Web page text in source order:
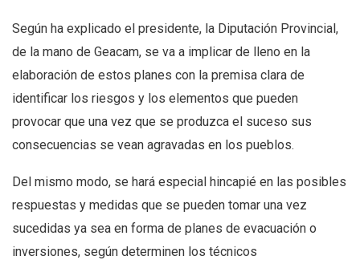
Según ha explicado el presidente, la Diputación Provincial,
de la mano de Geacam, se va a implicar de lleno en la
elaboración de estos planes con la premisa clara de
identificar los riesgos y los elementos que pueden
provocar que una vez que se produzca el suceso sus
consecuencias se vean agravadas en los pueblos.
Del mismo modo, se hará especial hincapié en las posibles
respuestas y medidas que se pueden tomar una vez
sucedidas ya sea en forma de planes de evacuación o
inversiones, según determinen los técnicos